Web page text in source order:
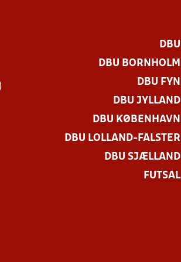
DBU
DBU BORNHOLM
DBU FYN
DBU JYLLAND
DBU KØBENHAVN
DBU LOLLAND-FALSTER
DBU SJÆLLAND
FUTSAL